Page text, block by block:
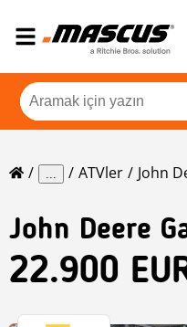
... ATVler John
John Deere
22.900